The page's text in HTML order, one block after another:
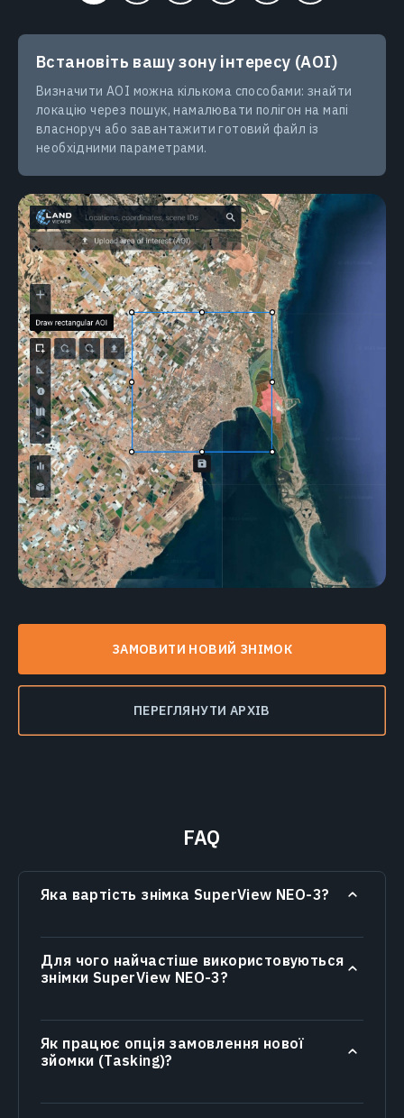
Встановіть вашу зону інтересу (AOI)
Визначити AOI можна кількома способами: знайти
локацію через пошук, намалювати полігон на мапі
власноруч або завантажити готовий файл із
необхідними параметрами.
ЗАМОВИТИ НОВИЙ ЗНІМОК
ПЕРЕГЛЯНУТИ АРХІВ
FAQ
Яка вартість знімка SuperView NEO-3?
Для чого найчастіше використовуються
знімки SuperView NEO-3?
Як працює опція замовлення нової
зйомки (Tasking)?